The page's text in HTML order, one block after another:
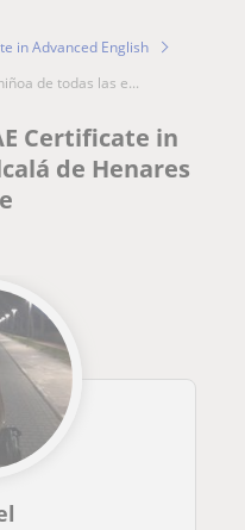
in Advanced English
de todas las e...
Certificate in
de Henares